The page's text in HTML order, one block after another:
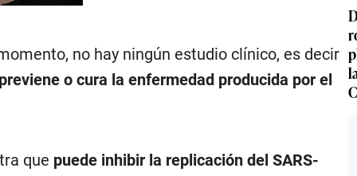
no hay ningún estudio clínico, es decir
previene o cura la enfermedad producida por el
que puede inhibir la replicación del SARS-